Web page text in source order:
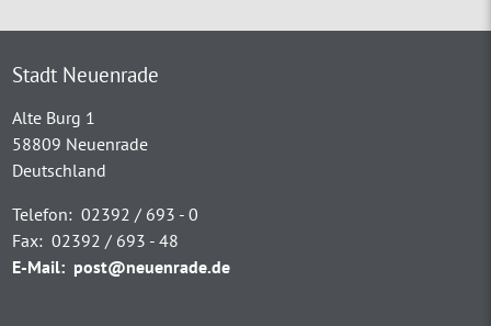
Stadt Neuenrade
Alte Burg 1
58809 Neuenrade
Deutschland
Telefon: 02392 / 693 - 0
Fax: 02392 / 693 - 48
E-Mail: post@neuenrade.de